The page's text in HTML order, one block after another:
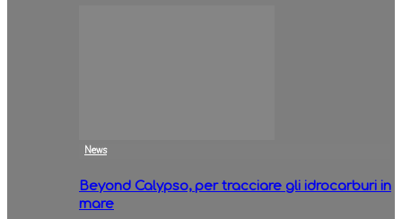
News
Beyond Calypso, per tracciare gli idrocarburi in
mare